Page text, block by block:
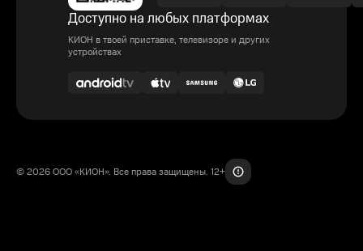
Доступно на любых платформах
КИОН в твоей приставке, телевизоре и других
устройствах
© 2026 ООО «КИОН». Все права защищены. 12+